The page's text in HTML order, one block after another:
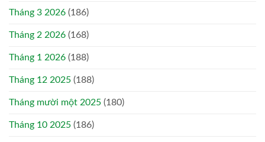
Tháng 3 2026 (186)
Tháng 2 2026 (168)
Tháng 1 2026 (188)
Tháng 12 2025 (188)
Tháng mười một 2025 (180)
Tháng 10 2025 (186)